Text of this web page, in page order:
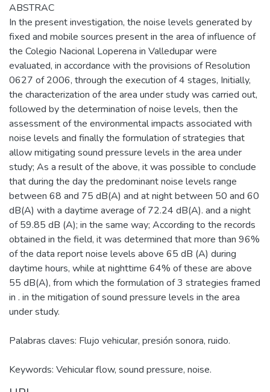
ABSTRAC
In the present investigation, the noise levels generated by
fixed and mobile sources present in the area of influence of
the Colegio Nacional Loperena in Valledupar were
evaluated, in accordance with the provisions of Resolution
0627 of 2006, through the execution of 4 stages, Initially,
the characterization of the area under study was carried out,
followed by the determination of noise levels, then the
assessment of the environmental impacts associated with
noise levels and finally the formulation of strategies that
allow mitigating sound pressure levels in the area under
study; As a result of the above, it was possible to conclude
that during the day the predominant noise levels range
between 68 and 75 dB(A) and at night between 50 and 60
dB(A) with a daytime average of 72.24 dB(A). and a night
of 59.85 dB (A); in the same way; According to the records
obtained in the field, it was determined that more than 96%
of the data report noise levels above 65 dB (A) during
daytime hours, while at nighttime 64% of these are above
55 dB(A), from which the formulation of 3 strategies framed
in . in the mitigation of sound pressure levels in the area
under study.
Palabras claves: Flujo vehicular, presión sonora, ruido.
Keywords: Vehicular flow, sound pressure, noise.